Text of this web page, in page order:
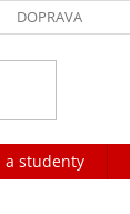
DOPRAVA
a studenty